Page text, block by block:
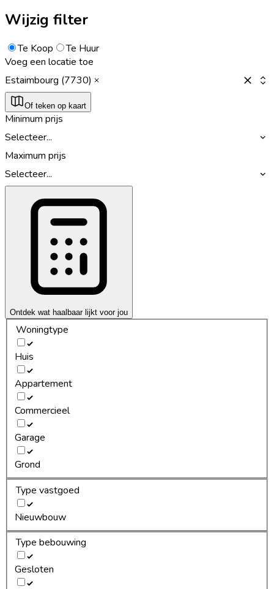
Wijzig filter
Te Koop
Te Huur
Voeg een locatie toe
Estaimbourg (7730)
Of teken op kaart
Minimum prijs
Selecteer...
Maximum prijs
Selecteer...
Ontdek wat haalbaar lijkt voor jou
Woningtype
Huis
Appartement
Commercieel
Garage
Grond
Type vastgoed
Nieuwbouw
Type bebouwing
Gesloten